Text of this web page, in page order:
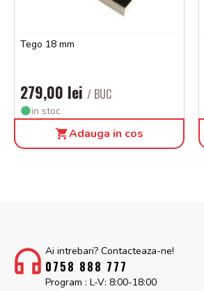
Tego 18 mm
279,00 lei / BUC
in stoc
Adauga in cos
Ai intrebari? Contacteaza-ne!
0758 888 777
Program : L-V: 8:00-18:00